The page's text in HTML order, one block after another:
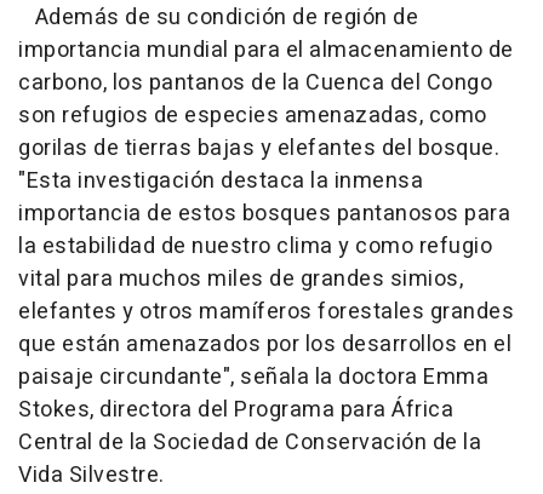
Además de su condición de región de
importancia mundial para el almacenamiento de
carbono, los pantanos de la Cuenca del Congo
son refugios de especies amenazadas, como
gorilas de tierras bajas y elefantes del bosque.
"Esta investigación destaca la inmensa
importancia de estos bosques pantanosos para
la estabilidad de nuestro clima y como refugio
vital para muchos miles de grandes simios,
elefantes y otros mamíferos forestales grandes
que están amenazados por los desarrollos en el
paisaje circundante", señala la doctora Emma
Stokes, directora del Programa para África
Central de la Sociedad de Conservación de la
Vida Silvestre.